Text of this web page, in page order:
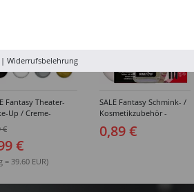
Fantasy Theater-
Up / Creme-
Verschiedene
€
€
= 39.60 EUR)
SALE Fantasy Schmink- /
Kosmetikzubehör -
0,89 €
Widerrufsbelehrung